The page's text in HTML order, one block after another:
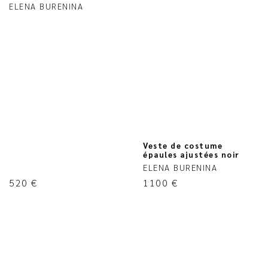
ELENA BURENINA
520 €
Veste de costume
épaules ajustées noir
ELENA BURENINA
1100 €